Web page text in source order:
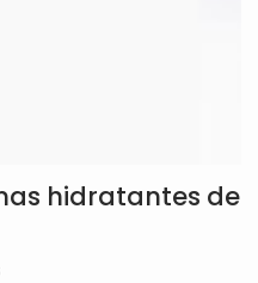
hidratantes de